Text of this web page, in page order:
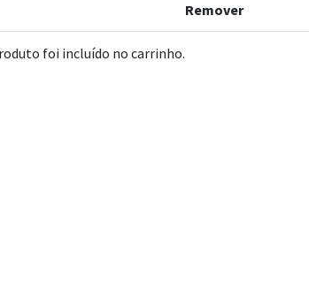
Remover
foi incluído no carrinho.